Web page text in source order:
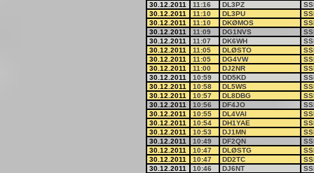
30.12.2011
11:16 DL3PZ
30.12.2011
11:10 DL3PU
30.12.2011
11:10 DKØMOS
30.12.2011
11:09 DG1NVS
30.12.2011
11:07 DK6WH
30.12.2011
11:05 DLØSTO
30.12.2011
11:05 DG4VW
30.12.2011
11:00 DJ2NR
30.12.2011
10:59 DD5KD
30.12.2011
10:58 DL5WS
30.12.2011
10:57 DL8DBG
30.12.2011
10:56 DF4JO
30.12.2011
10:55 DL4VAI
30.12.2011
10:54 DH1YAE
30.12.2011
10:53 DJ1MN
30.12.2011
10:49 DF2QN
30.12.2011
10:47 DLØSTG
30.12.2011
10:47 DD2TC
30.12.2011
10:46 DJ6NT